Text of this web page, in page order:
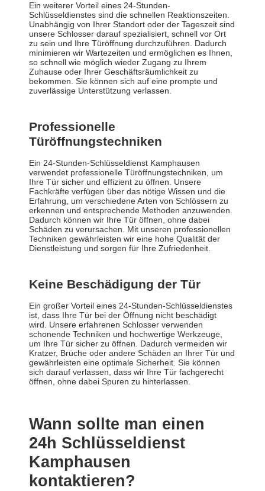
Ein weiterer Vorteil eines 24-Stunden-
Schlüsseldienstes sind die schnellen Reaktionszeiten.
Unabhängig von Ihrer Standort oder der Tageszeit sind
unsere Schlosser darauf spezialisiert, schnell vor Ort
zu sein und Ihre Türöffnung durchzuführen. Dadurch
minimieren wir Wartezeiten und ermöglichen es Ihnen,
so schnell wie möglich wieder Zugang zu Ihrem
Zuhause oder Ihrer Geschäftsräumlichkeit zu
bekommen. Sie können sich auf eine prompte und
zuverlässige Unterstützung verlassen.
Professionelle
Türöffnungstechniken
Ein 24-Stunden-Schlüsseldienst Kamphausen
verwendet professionelle Türöffnungstechniken, um
Ihre Tür sicher und effizient zu öffnen. Unsere
Fachkräfte verfügen über das nötige Wissen und die
Erfahrung, um verschiedene Arten von Schlössern zu
erkennen und entsprechende Methoden anzuwenden.
Dadurch können wir Ihre Tür öffnen, ohne dabei
Schäden zu verursachen. Mit unseren professionellen
Techniken gewährleisten wir eine hohe Qualität der
Dienstleistung und sorgen für Ihre Zufriedenheit.
Keine Beschädigung der Tür
Ein großer Vorteil eines 24-Stunden-Schlüsseldienstes
ist, dass Ihre Tür bei der Öffnung nicht beschädigt
wird. Unsere erfahrenen Schlosser verwenden
schonende Techniken und hochwertige Werkzeuge,
um Ihre Tür sicher zu öffnen. Dadurch vermeiden wir
Kratzer, Brüche oder andere Schäden an Ihrer Tür und
gewährleisten eine optimale Sicherheit. Sie können
sich darauf verlassen, dass wir Ihre Tür fachgerecht
öffnen, ohne dabei Spuren zu hinterlassen.
Wann sollte man einen
24h Schlüsseldienst
Kamphausen
kontaktieren?